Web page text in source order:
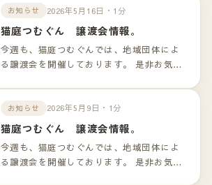
お知らせ 2026年5月16日・1分
猫庭つむぐん 譲渡会情報。
今週も、猫庭つむぐんでは、地域団体によ
る譲渡会を開催しております。 是非お気軽
ンクよりご確認下さいませ。
お知らせ 2026年5月9日・1分
猫庭つむぐん 譲渡会情報。
今週も、猫庭つむぐんでは、地域団体によ
る譲渡会を開催しております。 是非お気軽